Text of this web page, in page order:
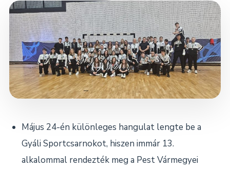
Dokumentumok
Kapcsolat
Május 24-én különleges hangulat lengte be a
Gyáli Sportcsarnokot, hiszen immár 13.
alkalommal rendezték meg a Pest Vármegyei